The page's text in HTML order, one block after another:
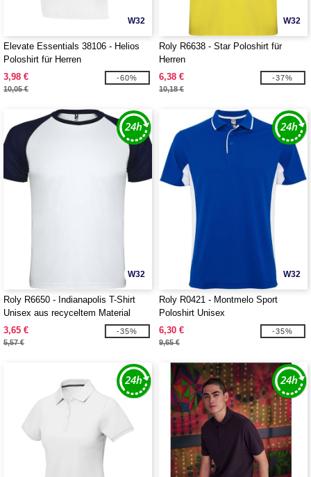
W32
Elevate Essentials 38106 - Helios
Poloshirt für Herren
3,98 €
10,05 €
-60%
W32
Roly R6638 - Star Poloshirt für
Herren
6,38 €
10,18 €
-37%
W32
Roly R6650 - Indianapolis T-Shirt
Unisex aus recyceltem Material
3,65 €
5,57 €
-35%
W32
Roly R0421 - Montmelo Sport
Poloshirt Unisex
6,30 €
9,65 €
-35%